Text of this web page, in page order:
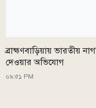
ব্রাহ্মণবাড়িয়ায় ভারতীয়
দেওয়ার অভিযোগ
০৯:৫১ PM